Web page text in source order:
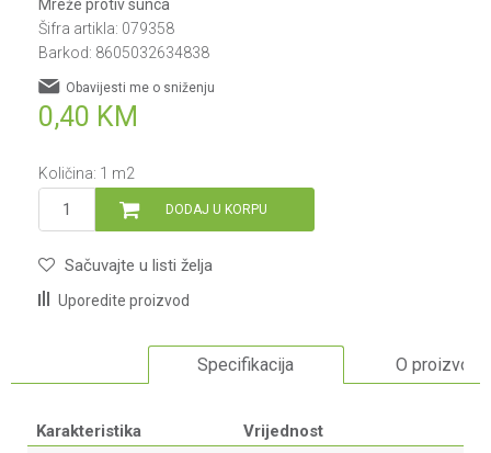
Mreže protiv sunca
Šifra artikla: 079358
Barkod: 8605032634838
0,40 KM
Obavijesti me o sniženju
Količina: 1 m2
DODAJ U KORPU
Sačuvajte u listi želja
Uporedite proizvod
Specifikacija O proizvodu
Karakteristika
Vrijednost